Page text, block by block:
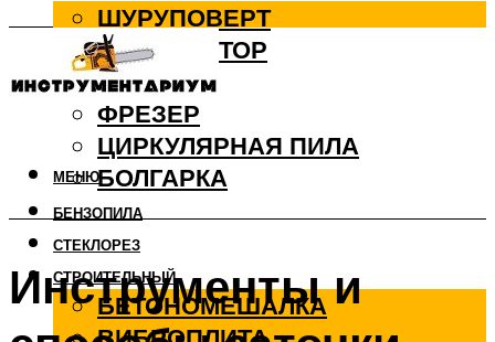
ШУРУПОВЕРТ
ПЕРФОРАТОР
ДРЕЛЬ
ФРЕЗЕР
ЦИРКУЛЯРНАЯ ПИЛА
БОЛГАРКА
БЕНЗОПИЛА
СТЕКЛОРЕЗ
СТРОИТЕЛЬНЫЙ
БЕТОНОМЕШАЛКА
МЕНЮ
Инструменты и